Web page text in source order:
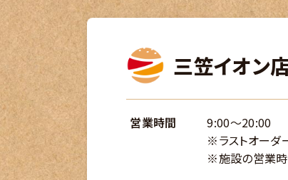
三笠イオン
営業時間
9:00～20:00
※ラストオーダ
※施設の営業時